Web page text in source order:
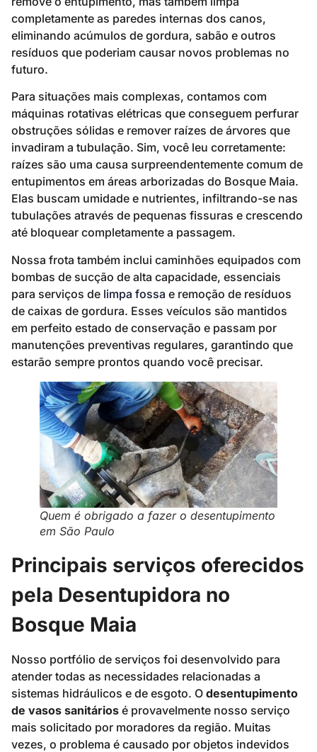
completamente as paredes internas dos canos,
eliminando acúmulos de gordura, sabão e outros
resíduos que poderiam causar novos problemas no
futuro.
Para situações mais complexas, contamos com
máquinas rotativas elétricas que conseguem perfurar
obstruções sólidas e remover raízes de árvores que
invadiram a tubulação. Sim, você leu corretamente:
raízes são uma causa surpreendentemente comum de
entupimentos em áreas arborizadas do Bosque Maia.
Elas buscam umidade e nutrientes, infiltrando-se nas
tubulações através de pequenas fissuras e crescendo
até bloquear completamente a passagem.
Nossa frota também inclui caminhões equipados com
bombas de sucção de alta capacidade, essenciais
para serviços de limpa fossa e remoção de resíduos
de caixas de gordura. Esses veículos são mantidos
em perfeito estado de conservação e passam por
manutenções preventivas regulares, garantindo que
estarão sempre prontos quando você precisar.
Quem é obrigado a fazer o desentupimento
em São Paulo
Principais serviços oferecidos
pela Desentupidora no
Bosque Maia
Nosso portfólio de serviços foi desenvolvido para
atender todas as necessidades relacionadas a
sistemas hidráulicos e de esgoto. O desentupimento
de vasos sanitários é provavelmente nosso serviço
mais solicitado por moradores da região. Muitas
vezes, o problema é causado por objetos indevidos